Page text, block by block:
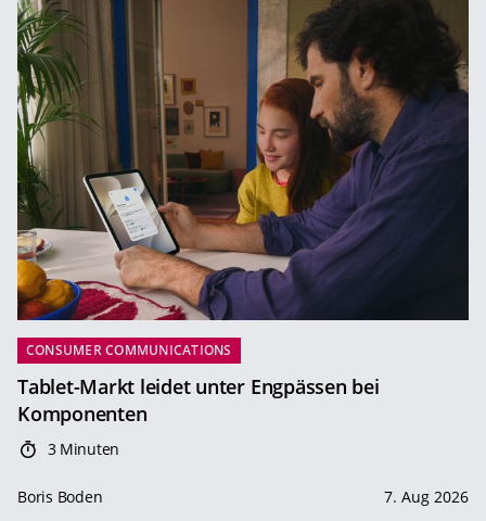
CONSUMER COMMUNICATIONS
Tablet-Markt leidet unter Engpässen bei
Komponenten
3 Minuten
Boris Boden 7. Aug 2026